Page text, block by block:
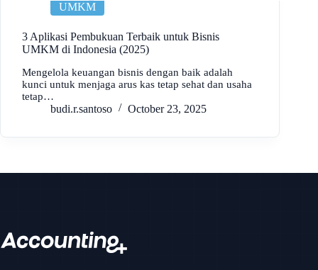
UMKM
3 Aplikasi Pembukuan Terbaik untuk Bisnis
UMKM di Indonesia (2025)
Mengelola keuangan bisnis dengan baik adalah
kunci untuk menjaga arus kas tetap sehat dan usaha
tetap…
budi.r.santoso October 23, 2025